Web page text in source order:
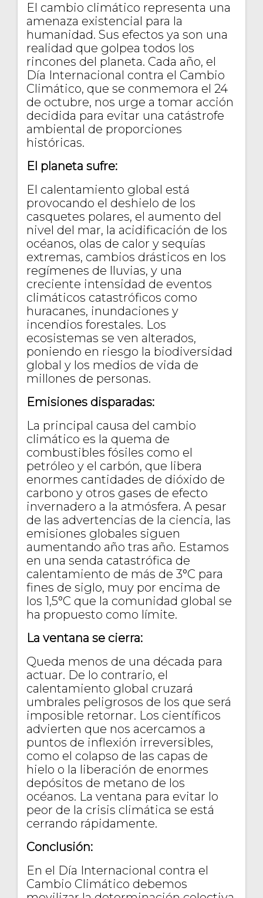
El cambio climático representa una
amenaza existencial para la
humanidad. Sus efectos ya son una
realidad que golpea todos los
rincones del planeta. Cada año, el
Día Internacional contra el Cambio
Climático, que se conmemora el 24
de octubre, nos urge a tomar acción
decidida para evitar una catástrofe
ambiental de proporciones
históricas.
El planeta sufre:
El calentamiento global está
provocando el deshielo de los
casquetes polares, el aumento del
nivel del mar, la acidificación de los
océanos, olas de calor y sequías
extremas, cambios drásticos en los
regímenes de lluvias, y una
creciente intensidad de eventos
climáticos catastróficos como
huracanes, inundaciones y
incendios forestales. Los
ecosistemas se ven alterados,
poniendo en riesgo la biodiversidad
global y los medios de vida de
millones de personas.
Emisiones disparadas:
La principal causa del cambio
climático es la quema de
combustibles fósiles como el
petróleo y el carbón, que libera
enormes cantidades de dióxido de
carbono y otros gases de efecto
invernadero a la atmósfera. A pesar
de las advertencias de la ciencia, las
emisiones globales siguen
aumentando año tras año. Estamos
en una senda catastrófica de
calentamiento de más de 3°C para
fines de siglo, muy por encima de
los 1,5°C que la comunidad global se
ha propuesto como límite.
La ventana se cierra:
Queda menos de una década para
actuar. De lo contrario, el
calentamiento global cruzará
umbrales peligrosos de los que será
imposible retornar. Los científicos
advierten que nos acercamos a
puntos de inflexión irreversibles,
como el colapso de las capas de
hielo o la liberación de enormes
depósitos de metano de los
océanos. La ventana para evitar lo
peor de la crisis climática se está
cerrando rápidamente.
Conclusión:
En el Día Internacional contra el
Cambio Climático debemos